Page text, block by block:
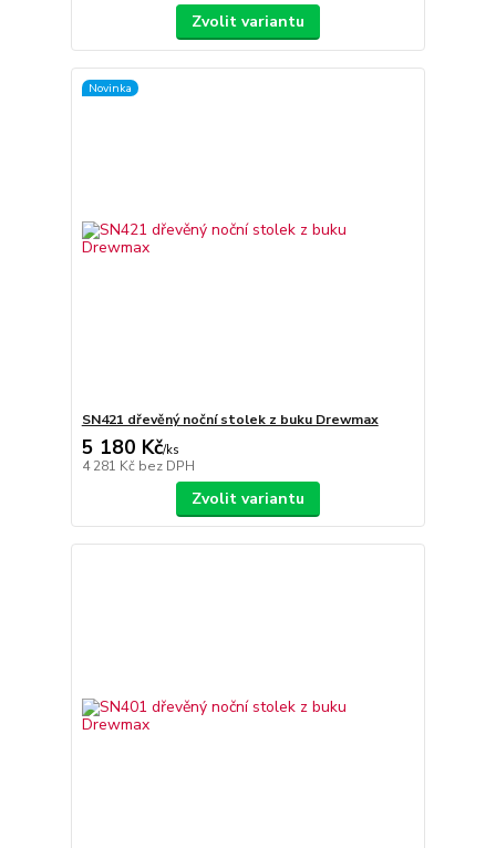
Zvolit variantu
Novinka
SN421 dřevěný noční stolek z buku Drewmax
5 180 Kč/ks
4 281 Kč bez DPH
Zvolit variantu